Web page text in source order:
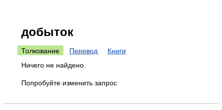
добыток
Толкование Перевод
Книги
Ничего не найдено.
Попробуйте изменить запрос